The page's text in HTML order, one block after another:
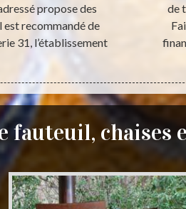
propose des
recommandé de
31, l’établissement
de
fauteuil, chaises